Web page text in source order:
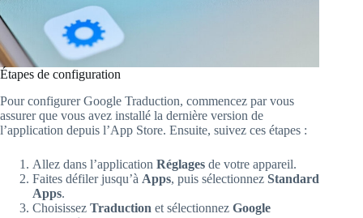
Étapes de configuration
Pour configurer Google Traduction, commencez par vous
assurer que vous avez installé la dernière version de
l’application depuis l’App Store. Ensuite, suivez ces étapes :
Allez dans l’application Réglages de votre appareil.
Faites défiler jusqu’à Apps, puis sélectionnez Standard
Apps.
Choisissez Traduction et sélectionnez Google